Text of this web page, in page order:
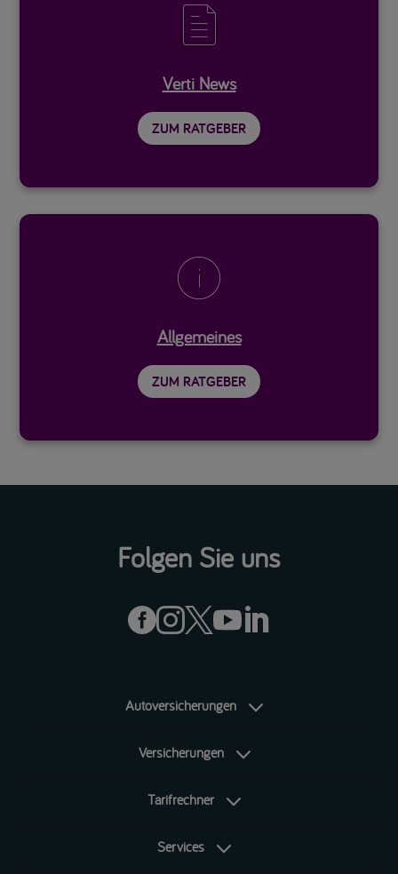

Verti News
ZUM RATGEBER

Allgemeines
ZUM RATGEBER
Folgen Sie uns

Autoversicherungen
Versicherungen
Tarifrechner
Services